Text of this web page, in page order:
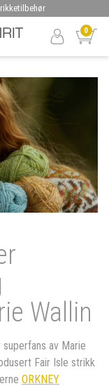
0
Wallin
av Marie
Fair Isle strikk
ORKNEY